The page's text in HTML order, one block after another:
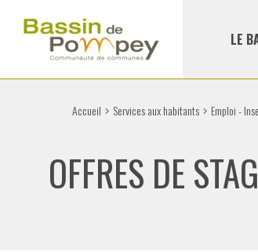
LE
Accueil Services aux habitants Emploi -
OFFRES DE